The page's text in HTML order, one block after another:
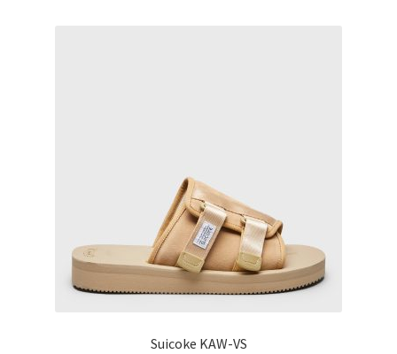
Suicoke KAW-VS